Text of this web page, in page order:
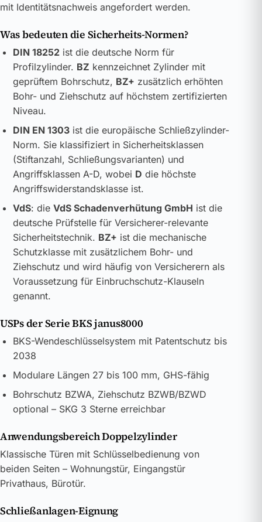
mit Identitätsnachweis angefordert werden.
Was bedeuten die Sicherheits-Normen?
DIN 18252ist die deutsche Norm für
Profilzylinder. BZ kennzeichnet Zylinder mit
geprüftem Bohrschutz, BZ+ zusätzlich erhöhten
Bohr- und Ziehschutz auf höchstem zertifizierten
Niveau.
DIN EN 1303ist die europäische Schließzylinder-
Norm. Sie klassifiziert in Sicherheitsklassen
(Stiftanzahl, Schließungsvarianten) und
Angriffsklassen A-D, wobei D die höchste
Angriffswiderstandsklasse ist.
VdS: die VdS Schadenverhütung GmbH ist die
deutsche Prüfstelle für Versicherer-relevante
Sicherheitstechnik. BZ+ ist die mechanische
Schutzklasse mit zusätzlichem Bohr- und
Ziehschutz und wird häufig von Versicherern als
Voraussetzung für Einbruchschutz-Klauseln
genannt.
USPs der Serie BKS janus8000
BKS-Wendeschlüsselsystem mit Patentschutz bis
2038
Modulare Längen 27 bis 100 mm, GHS-fähig
Bohrschutz BZWA, Ziehschutz BZWB/BZWD
optional – SKG 3 Sterne erreichbar
Anwendungsbereich Doppelzylinder
Klassische Türen mit Schlüsselbedienung von
beiden Seiten – Wohnungstür, Eingangstür
Privathaus, Bürotür.
Schließanlagen-Eignung